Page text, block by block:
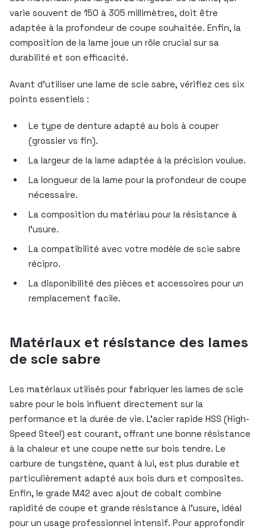
varie souvent de 150 à 305 millimètres, doit être
adaptée à la profondeur de coupe souhaitée. Enfin, la
composition de la lame joue un rôle crucial sur sa
durabilité et son efficacité.
Avant d’utiliser une lame de scie sabre, vérifiez ces six
points essentiels :
Le type de denture adapté au bois à couper
(grossier vs fin).
La largeur de la lame adaptée à la précision voulue.
La longueur de la lame pour la profondeur de coupe
nécessaire.
La composition du matériau pour la résistance à
l’usure.
La compatibilité avec votre modèle de scie sabre
récipro.
La disponibilité des pièces et accessoires pour un
remplacement facile.
Matériaux et résistance des lames
de scie sabre
Les matériaux utilisés pour fabriquer les lames de scie
sabre pour le bois influent directement sur la
performance et la durée de vie. L’acier rapide HSS (High-
Speed Steel) est courant, offrant une bonne résistance
à la chaleur et une coupe nette sur bois tendre. Le
carbure de tungstène, quant à lui, est plus durable et
particulièrement adapté aux bois durs et composites.
Enfin, le grade M42 avec ajout de cobalt combine
rapidité de coupe et grande résistance à l’usure, idéal
pour un usage professionnel intensif. Pour approfondir